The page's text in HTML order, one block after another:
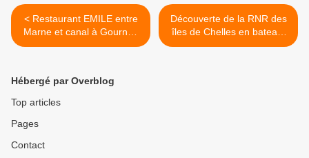
< Restaurant EMILE entre
Marne et canal à Gournay
93
Découverte de la RNR des
îles de Chelles en bateau:
samedi 24 mai >
Hébergé par Overblog
Top articles
Pages
Contact